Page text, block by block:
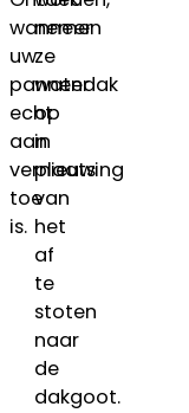
wanneer
uw
pannendak
echt
aan
vernieuwing
toe
is.
nemen
ze
water
op
in
plaats
van
het
af
te
stoten
naar
de
dakgoot.